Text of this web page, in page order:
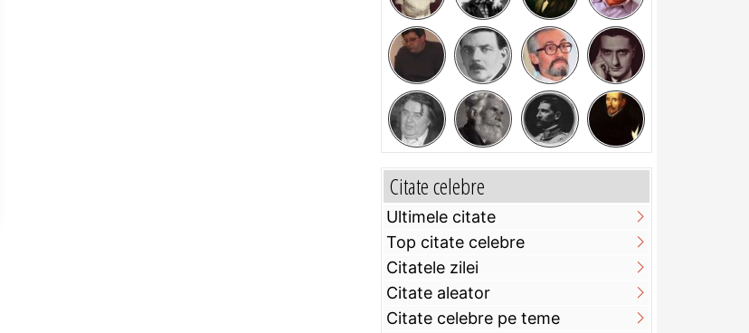
Citate celebre
Ultimele citate
Top citate celebre
Citatele zilei
Citate aleator
Citate celebre pe teme